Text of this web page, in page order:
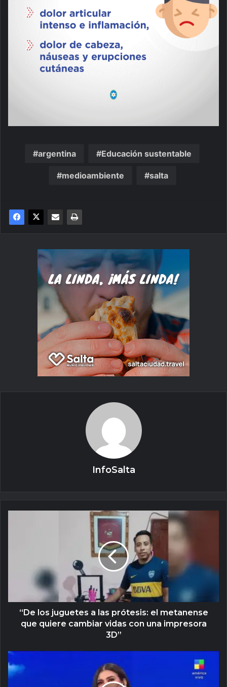
argentina Educación sustentable
medioambiente salta
InfoSalta
“De los juguetes a las prótesis: el metanense
que quiere cambiar vidas con una impresora
3D”